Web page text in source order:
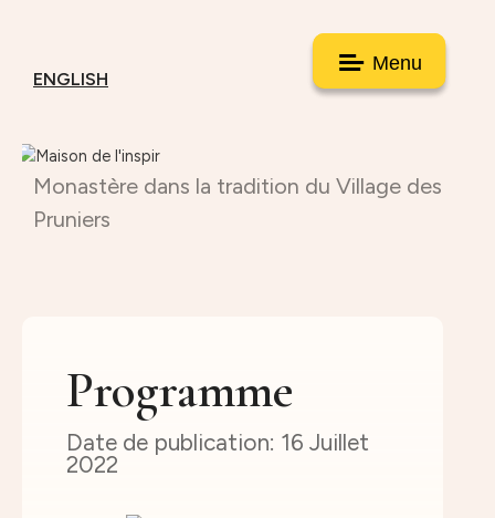
Menu
ENGLISH
Monastère dans la tradition du Village des
Pruniers
Programme
16 Juillet
2022